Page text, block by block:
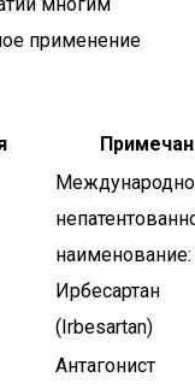
применение
наименование:
Ирбесартан
(Irbesartan)
Антагонист